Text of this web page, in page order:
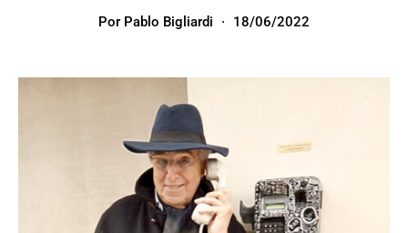
Por Pablo Bigliardi 18/06/2022